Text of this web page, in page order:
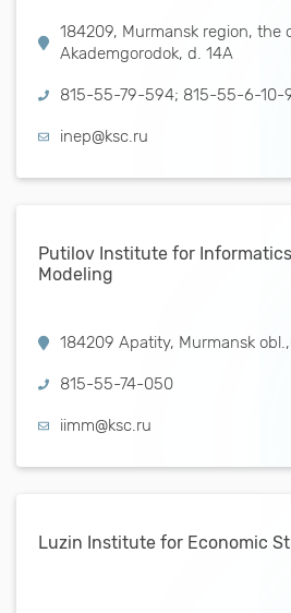
184209, Murmansk region, the
Akademgorodok, d. 14A
815-55-79-594; 815-55-6-10-
inep@ksc.ru
Putilov Institute for
Modeling
184209 Apatity, Murmansk
815-55-74-050
iimm@ksc.ru
Luzin Institute for Economic